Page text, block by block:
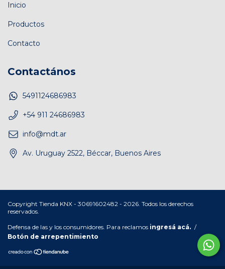
Inicio
Productos
Contacto
Contactános
5491124686983
+54 911 24686983
info@mdt.ar
Av. Uruguay 2522, Béccar, Buenos Aires
Copyright Tienda KNX - 30691602482 - 2026. Todos los derechos
reservados.
Defensa de las y los consumidores. Para reclamos ingresá acá. /
Botón de arrepentimiento